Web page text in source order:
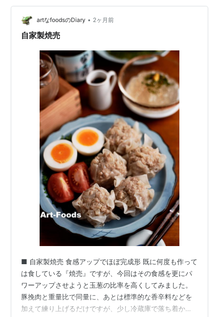
artなfoodsのDiary • 2ヶ月前
自家製焼売
■ 自家製焼売 食感アップでほぼ完成形 既に何度も作って
は食している『焼売』ですが、今回はその食感を更にパ
ワーアップさせようと玉葱の比率を高くしてみました。
豚挽肉と重量比で同量に、あとは標準的な香辛料などを
加えて練り上げるだけですが、少し冷蔵庫で落ち着かせ